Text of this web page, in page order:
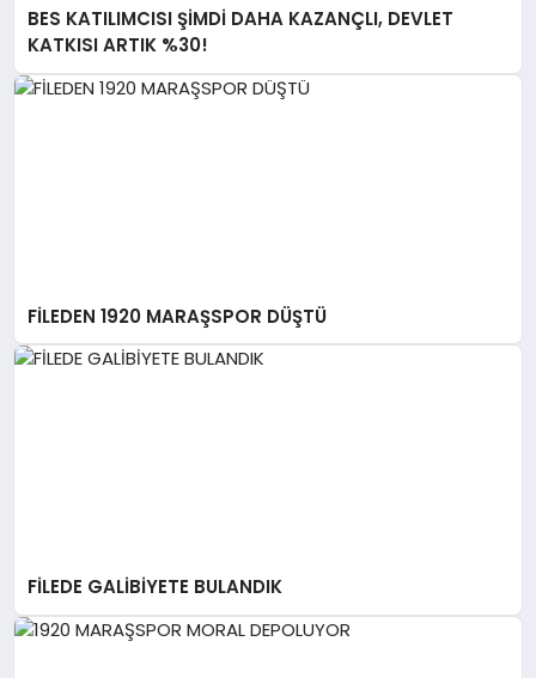
BES KATILIMCISI ŞİMDİ DAHA KAZANÇLI, DEVLET
KATKISI ARTIK %30!
FİLEDEN 1920 MARAŞSPOR DÜŞTÜ
FİLEDE GALİBİYETE BULANDIK